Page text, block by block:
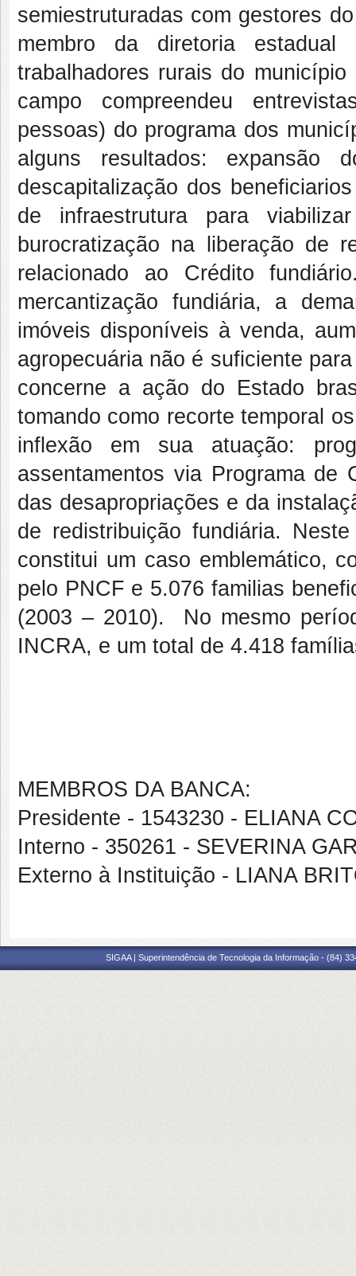
semiestruturadas com gestores
membro da diretoria
trabalhadores rurais do
campo compreendeu
pessoas) do programa dos
alguns resultados: expansão
descapitalização dos
de infraestrutura para
burocratização na liberação de
relacionado ao Crédito
mercantização fundiária, a
imóveis disponíveis à venda,
agropecuária não é suficiente
concerne a ação do Estado
tomando como recorte temporal
inflexão em sua atuação:
assentamentos via Programa de
das desapropriações e da
de redistribuição fundiária.
constitui um caso emblemático,
pelo PNCF e 5.076 familias
(2003 – 2010). No mesmo
INCRA, e um total de 4.418
MEMBROS DA BANCA:
Presidente - 1543230 - ELIANA
Interno - 350261 - SEVERINA
Externo à Instituição - LIANA
SIGAA | Superintendência de Tecnologia da Informação - (84)